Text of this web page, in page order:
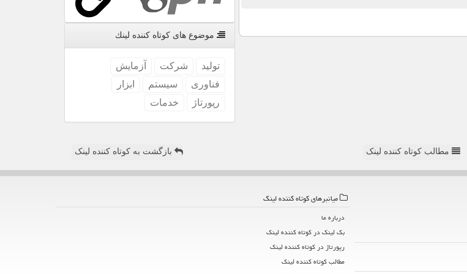
موضوع های كوتاه كننده لینك
تولید شركت
آزمایش
فناوری
سیستم
ابزار
رپورتاژ
خدمات
مطالب کوتاه کننده لینک بازگشت به کوتاه کننده لینک
میانبرهای كوتاه كننده لینك
درباره ما
بک لینک در كوتاه كننده لینك
رپورتاژ در كوتاه كننده لینك
مطالب كوتاه كننده لینك